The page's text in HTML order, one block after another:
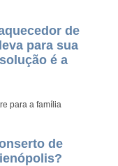
de
para sua
é a
para a família
de